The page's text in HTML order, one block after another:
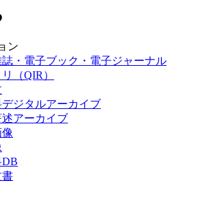
ン
誌・電子ブック・電子ジャーナル
（QIR）
ジタルアーカイブ
アーカイブ
DB
書